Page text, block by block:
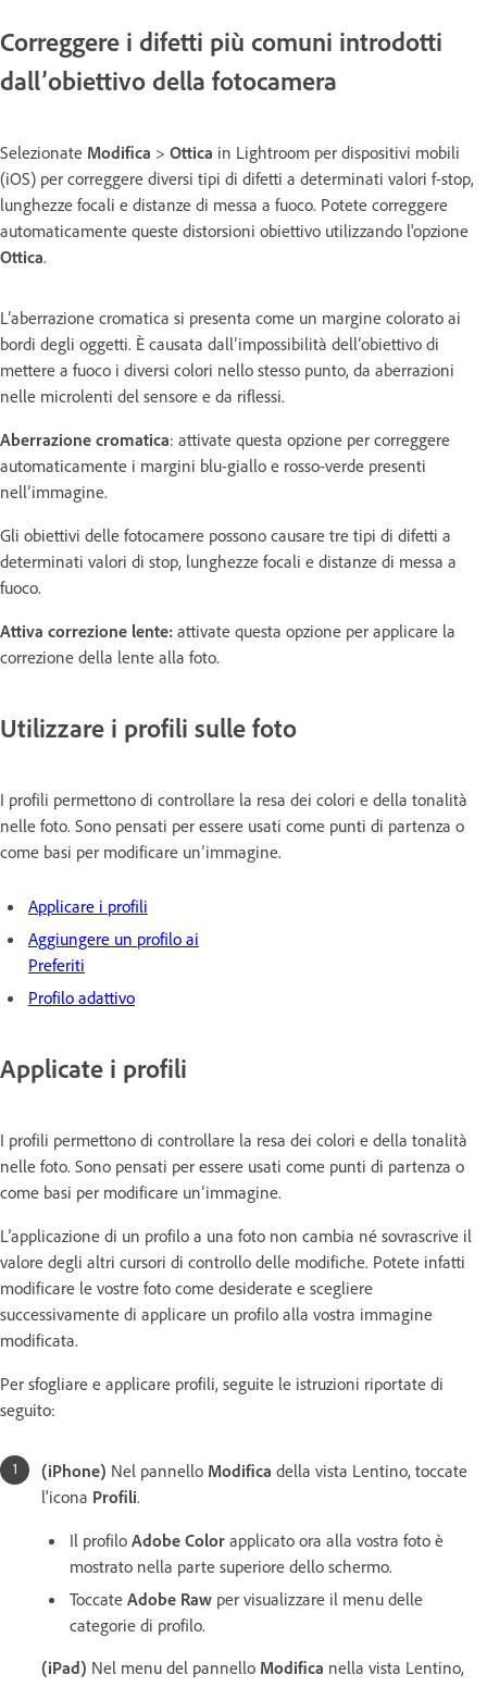
Correggere i difetti più comuni introdotti
dall’obiettivo della fotocamera
Selezionate Modifica > Ottica in Lightroom per dispositivi mobili
(iOS) per correggere diversi tipi di difetti a determinati valori f-stop,
lunghezze focali e distanze di messa a fuoco. Potete correggere
automaticamente queste distorsioni obiettivo utilizzando l'opzione
Ottica.
L’aberrazione cromatica si presenta come un margine colorato ai
bordi degli oggetti. È causata dall’impossibilità dell’obiettivo di
mettere a fuoco i diversi colori nello stesso punto, da aberrazioni
nelle microlenti del sensore e da riflessi.
Aberrazione cromatica: attivate questa opzione per correggere
automaticamente i margini blu-giallo e rosso-verde presenti
nell’immagine.
Gli obiettivi delle fotocamere possono causare tre tipi di difetti a
determinati valori di stop, lunghezze focali e distanze di messa a
fuoco.
Attiva correzione lente: attivate questa opzione per applicare la
correzione della lente alla foto.
Utilizzare i profili sulle foto
I profili permettono di controllare la resa dei colori e della tonalità
nelle foto. Sono pensati per essere usati come punti di partenza o
come basi per modificare un’immagine.
Applicare i profili
Aggiungere un profilo ai
Preferiti
Profilo adattivo
Applicate i profili
I profili permettono di controllare la resa dei colori e della tonalità
nelle foto. Sono pensati per essere usati come punti di partenza o
come basi per modificare un’immagine.
L’applicazione di un profilo a una foto non cambia né sovrascrive il
valore degli altri cursori di controllo delle modifiche. Potete infatti
modificare le vostre foto come desiderate e scegliere
successivamente di applicare un profilo alla vostra immagine
modificata.
Per sfogliare e applicare profili, seguite le istruzioni riportate di
seguito:
(iPhone) Nel pannello Modifica della vista Lentino, toccate
l'icona Profili.
Il profilo Adobe Color applicato ora alla vostra foto è
mostrato nella parte superiore dello schermo.
Toccate Adobe Raw per visualizzare il menu delle
categorie di profilo.
(iPad) Nel menu del pannello Modifica nella vista Lentino,